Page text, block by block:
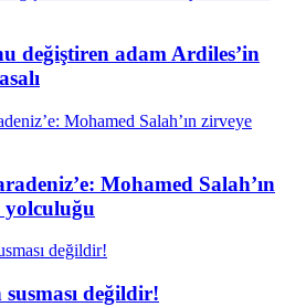
değiştiren adam Ardiles’in
Mohamed Salah’ın
yolculuğu
susması değildir!